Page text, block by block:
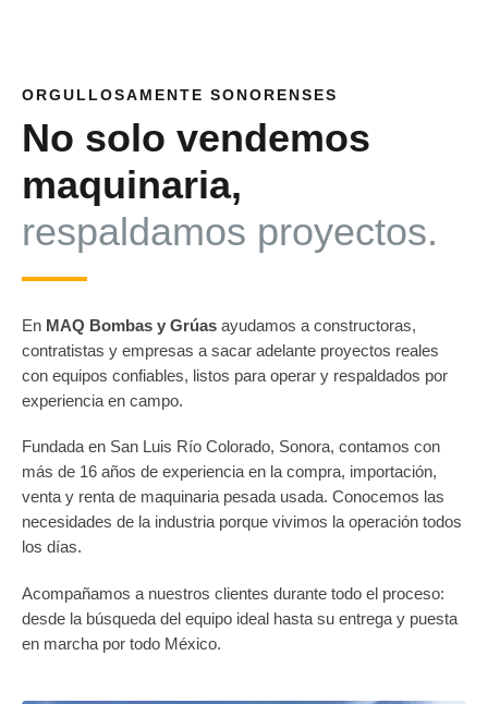
ORGULLOSAMENTE SONORENSES
No solo vendemos
maquinaria,
respaldamos proyectos.
En MAQ Bombas y Grúas ayudamos a constructoras,
contratistas y empresas a sacar adelante proyectos reales
con equipos confiables, listos para operar y respaldados por
experiencia en campo.
Fundada en San Luis Río Colorado, Sonora, contamos con
más de 16 años de experiencia en la compra, importación,
venta y renta de maquinaria pesada usada. Conocemos las
necesidades de la industria porque vivimos la operación todos
los días.
Acompañamos a nuestros clientes durante todo el proceso:
desde la búsqueda del equipo ideal hasta su entrega y puesta
en marcha por todo México.